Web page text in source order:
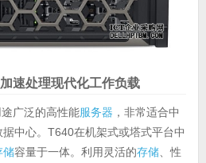
速处理现代化工作负载
广泛的高性能服务器 ，非常适合中
中心。T640在机架式或塔式平台中
储容量于一体。利用灵活的存储、性